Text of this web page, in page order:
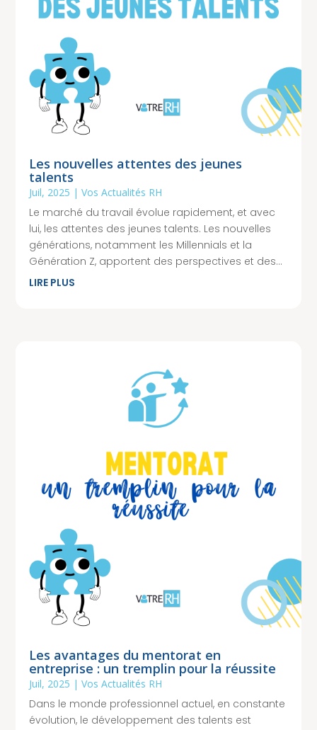
Les nouvelles attentes des jeunes
talents
Juil, 2025 |Vos Actualités RH
Le marché du travail évolue rapidement, et avec
lui, les attentes des jeunes talents. Les nouvelles
générations, notamment les Millennials et la
Génération Z, apportent des perspectives et des...
LIRE PLUS
Les avantages du mentorat en
entreprise : un tremplin pour la réussite
Juil, 2025 |Vos Actualités RH
Dans le monde professionnel actuel, en constante
évolution, le développement des talents est